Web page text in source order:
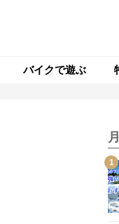
バイクで遊ぶ